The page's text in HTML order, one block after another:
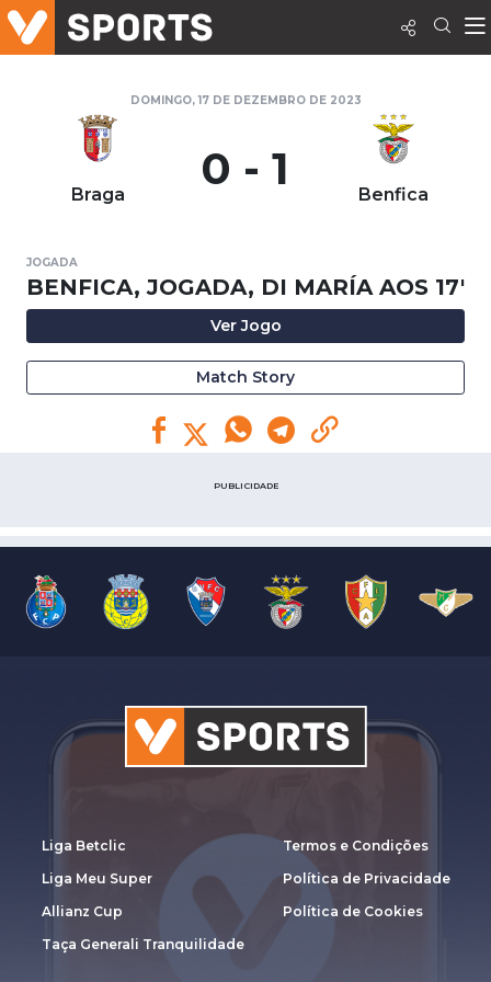
DOMINGO, 17 DE DEZEMBRO DE 2023
Braga 0 - 1 Benfica
JOGADA
BENFICA, JOGADA, DI MARÍA AOS 17'
Ver Jogo
Match Story
PUBLICIDADE
Liga Betclic
Liga Meu Super
Allianz Cup
Taça Generali Tranquilidade
Termos e Condições
Política de Privacidade
Política de Cookies